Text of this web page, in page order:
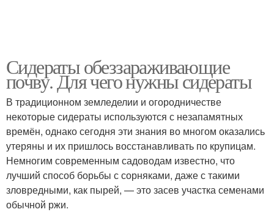
Сидераты обеззараживающие
почву. Для чего нужны сидераты
В традиционном земледелии и огородничестве
некоторые сидераты используются с незапамятных
времён, однако сегодня эти знания во многом оказались
утеряны и их пришлось восстанавливать по крупицам.
Немногим современным садоводам известно, что
лучший способ борьбы с сорняками, даже с такими
зловредными, как пырей, — это засев участка семенами
обычной ржи.